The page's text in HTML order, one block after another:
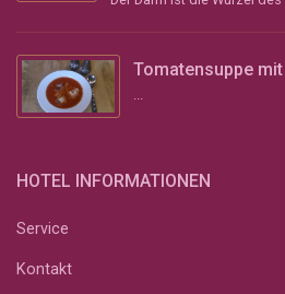
Tomatensuppe
HOTEL INFORMATIONEN
Service
Kontakt